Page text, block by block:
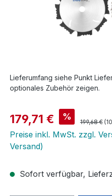
Lieferumfang siehe Punkt
optionales Zubehör zeigen.
Verkaufspreis:
179,71 € % Regulärer
199,68 €
Preise inkl. MwSt. zzgl.
Versand)
Sofort verfügbar,